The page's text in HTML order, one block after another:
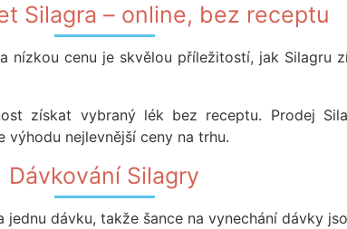
Silagra – online, bez receptu
cenu je skvělou příležitostí, jak Silagru
získat vybraný lék bez receptu. Prodej
nejlevnější ceny na trhu.
Dávkování Silagry
dávku, takže šance na vynechání dávky